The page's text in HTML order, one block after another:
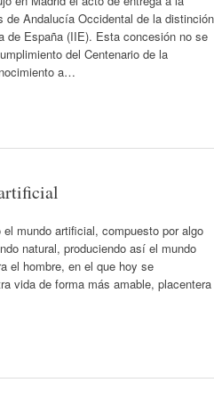
de Andalucía Occidental de la distinción
de España (IIE). Esta concesión no se
del Centenario de la
a…
mundo artificial, compuesto por algo
natural, produciendo así el mundo
el hombre, en el que hoy se
vida de forma más amable, placentera